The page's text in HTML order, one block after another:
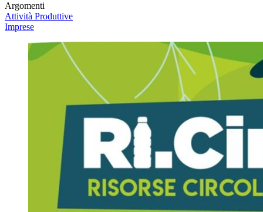
Argomenti
Attività Produttive
Imprese